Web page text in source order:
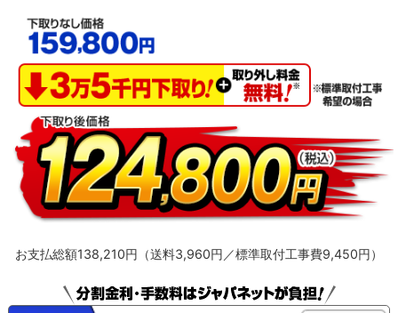
動しません。
お支払総額138,210円（送料3,960円／標準取付工事費9,450円）